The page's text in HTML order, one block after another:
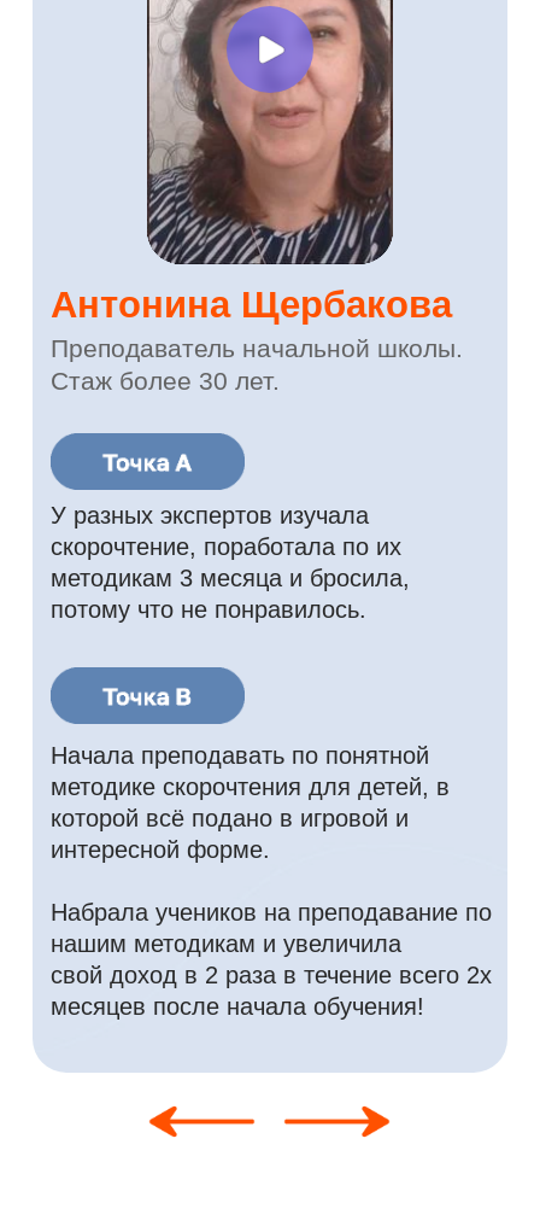
Ответы на популярные
вопросы
упражнениями, которые
можно сразу применить на
уроках.
Бонус за регистрацию
ВЕБИНАР ПРОЙДЕТ
08 АВГУСТА 11:00 ПО МСК
Нажимая на кнопку, вы даете согласие на обработку и
распространение персональных данных
+7
Настоящим даю согласие на получение
Записаться на курс